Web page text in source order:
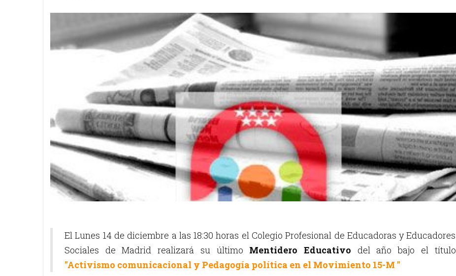
El Lunes 14 de diciembre a las 18:30 horas el Colegio Profesional de Educadoras y Educadores
Sociales de Madrid realizará su último Mentidero Educativo del año bajo el título
"Activismo comunicacional y Pedagogía política en el Movimiento 15-M "